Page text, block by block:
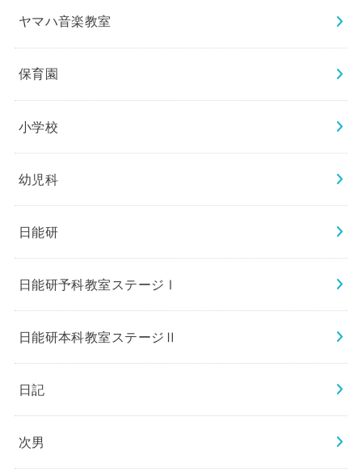
ヤマハ音楽教室
保育園
小学校
幼児科
日能研
日能研予科教室ステージⅠ
日能研本科教室ステージⅡ
日記
次男